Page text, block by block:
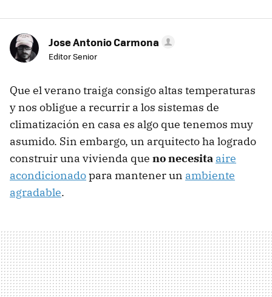
Jose Antonio Carmona
Editor Senior
Que el verano traiga consigo altas temperaturas
y nos obligue a recurrir a los sistemas de
climatización en casa es algo que tenemos muy
asumido. Sin embargo, un arquitecto ha logrado
construir una vivienda que no necesita aire
acondicionadopara mantener un ambiente
agradable.